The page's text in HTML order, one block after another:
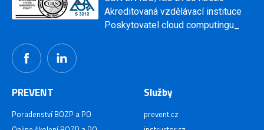
Akreditovaná vzdělávací instituce
Poskytovatel cloud computingu_
PREVENT
Poradenství BOZP a PO
Služby
prevent.cz